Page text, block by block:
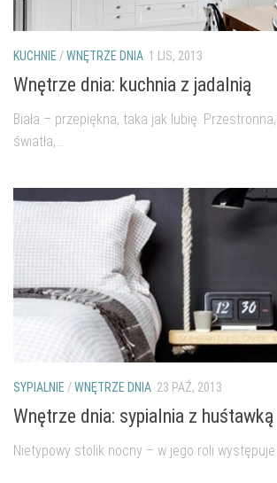
KUCHNIE /WNĘTRZE DNIA 1 LIS, 2013
Wnętrze dnia: kuchnia z jadalnią
Biała – przepiękna, taka jak lubię.
światła,...
SYPIALNIE /WNĘTRZE DNIA 23 PAŹ, 2013
Wnętrze dnia: sypialnia z huśtawką
Nietypowy stolik nocny – w jego roli